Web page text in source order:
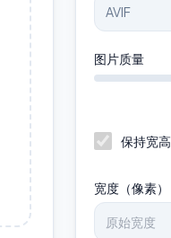
图片质量
保持宽
宽度（像素）